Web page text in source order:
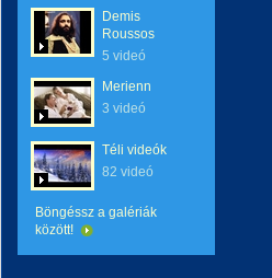
Demis
Roussos
5 videó
Merienn
3 videó
Téli videók
82 videó
Böngéssz a galériák
között!